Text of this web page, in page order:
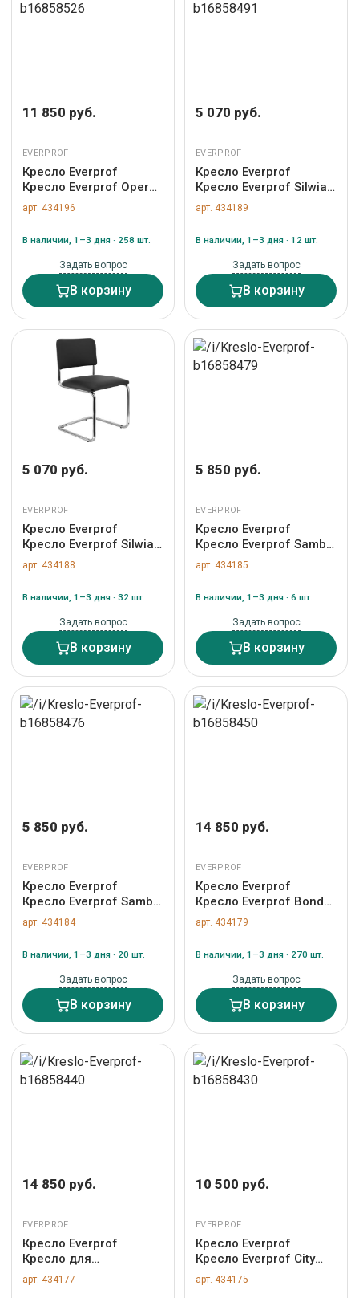
11 850 руб.
EVERPROF
Кресло Everprof
Кресло Everprof Opera
(Опера Блэк) CF Сетка
Черный арт. ZN-
арт. 434196
В наличии, 1–3 дня · 258 шт.
Задать вопрос
В корзину
5 070 руб.
EVERPROF
Кресло Everprof
Кресло Everprof Silwia
(Сильвия) Экокожа
Бежевый арт. ZN-
арт. 434189
В наличии, 1–3 дня · 12 шт.
Задать вопрос
В корзину
5 070 руб.
EVERPROF
Кресло Everprof
Кресло Everprof Silwia
(Сильвия) Экокожа
Черный арт. ZN-
арт. 434188
В наличии, 1–3 дня · 32 шт.
Задать вопрос
В корзину
5 850 руб.
EVERPROF
Кресло Everprof
Кресло Everprof Samba
(Самба) CF Экокожа
Бежевый арт. ZN-
арт. 434185
В наличии, 1–3 дня · 6 шт.
Задать вопрос
В корзину
5 850 руб.
EVERPROF
Кресло Everprof
Кресло Everprof Samba
(Самба) CF Экокожа
Черный арт. ZN-
арт. 434184
В наличии, 1–3 дня · 20 шт.
Задать вопрос
В корзину
14 850 руб.
EVERPROF
Кресло Everprof
Кресло Everprof Bond
(Бонд) CF Ткань Серый
арт. ZN-434179
арт. 434179
В наличии, 1–3 дня · 270 шт.
Задать вопрос
В корзину
14 850 руб.
EVERPROF
Кресло Everprof
Кресло для
посетителей Everprof
Kent (Кент) CF Экокожа
арт. 434177
10 500 руб.
EVERPROF
Кресло Everprof
Кресло Everprof City
(Сити) Экокожа Серый
арт. ZN-434175
арт. 434175